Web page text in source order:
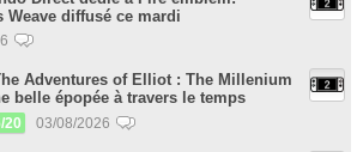
Weave diffusé ce mardi
Adventures of Elliot : The Millenium
belle épopée à travers le temps
20 03/08/2026